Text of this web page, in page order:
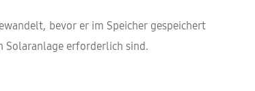
bevor er im Speicher gespeichert
Solaranlage erforderlich sind.